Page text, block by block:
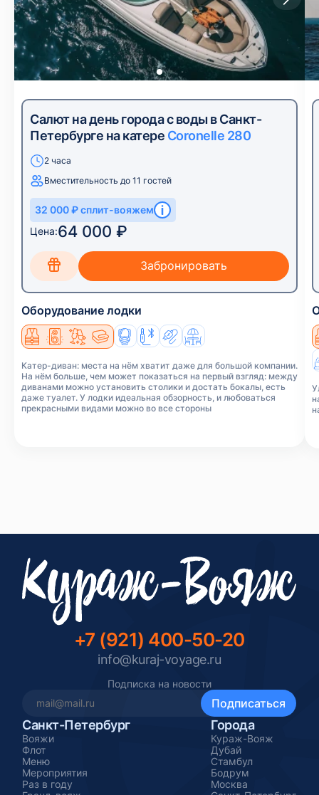
Салют на день города с воды в Санкт-
Петербурге на катере Coronelle 280
2 часа
Вместительность до 11 гостей
32 000 ₽ сплит-вояжем
Цена:64 000 ₽
Оборудование лодки
Катер-диван: места на нём хватит даже для большой компании.
На нём больше, чем может показаться на первый взгляд: между
диванами можно установить столики и достать бокалы, есть
даже туалет. У лодки идеальная обзорность, и любоваться
прекрасными видами можно во все стороны
+7 (921) 400-50-20
info@kuraj-voyage.ru
Подписка на новости
Санкт-Петербург
Вояжи
Флот
Меню
Мероприятия
Раз в году
Города
Кураж-Вояж
Дубай
Стамбул
Бодрум
Москва